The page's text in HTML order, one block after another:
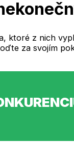
ktoré z nich
za svojím